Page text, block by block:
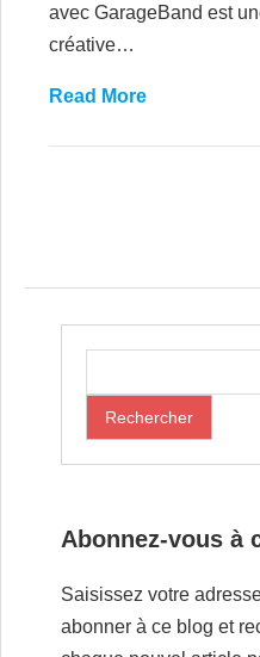
avec GarageBand est
créative…
Read More
Abonnez-vous à
Saisissez votre
abonner à ce blog et